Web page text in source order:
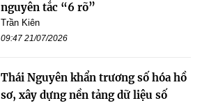
nguyên tắc “6 rõ”
Trần Kiên
09:47 21/07/2026
Thái Nguyên khẩn trương số hóa hồ
sơ, xây dựng nền tảng dữ liệu số